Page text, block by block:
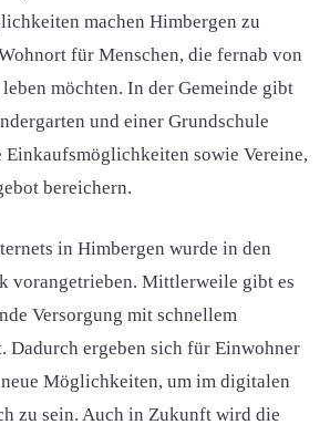
machen Himbergen zu
für Menschen, die fernab von
möchten. In der Gemeinde gibt
und einer Grundschule
Einkaufsmöglichkeiten sowie Vereine,
bereichern.
in Himbergen wurde in den
vorangetrieben. Mittlerweile gibt es
Versorgung mit schnellem
Dadurch ergeben sich für Einwohner
Möglichkeiten, um im digitalen
zu sein. Auch in Zukunft wird die